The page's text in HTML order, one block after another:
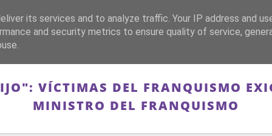
FRANQUISMO GUERRA DE ESPAÑA MEMORIA
VÍCTIMAS DEL FRANQUISMO
MINISTRO DEL FRANQUISMO
its services and to analyze traffic. Your IP address and
and security metrics to ensure quality of service,